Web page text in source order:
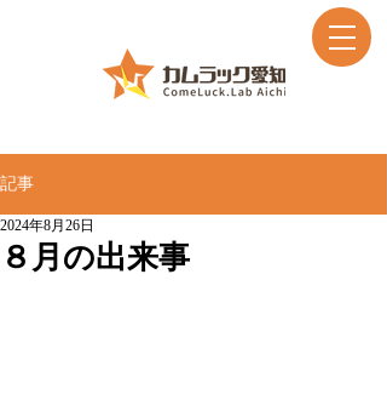
記事
８月の出来事
2024年8月26日